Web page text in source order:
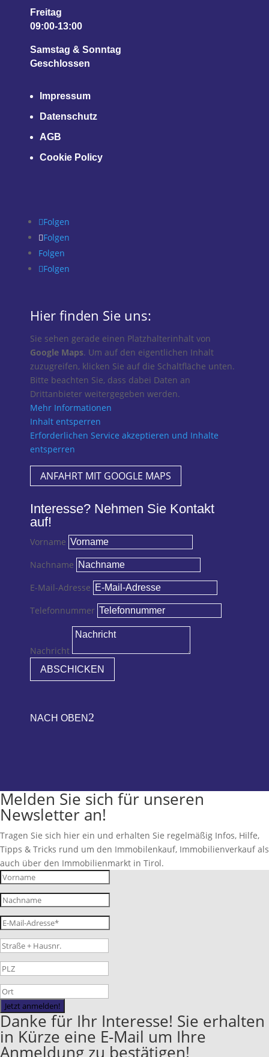
Freitag
09:00-13:00
Samstag & Sonntag
Geschlossen
Impressum
Datenschutz
AGB
Cookie Policy
Folgen
Folgen
Folgen
Folgen
Hier finden Sie uns:
Sie sehen gerade einen Platzhalterinhalt von
Google Maps. Um auf den eigentlichen Inhalt
zuzugreifen, klicken Sie auf die Schaltfläche unten.
Bitte beachten Sie, dass dabei Daten an
Drittanbieter weitergegeben werden.
Mehr Informationen
Inhalt entsperren
Erforderlichen Service akzeptieren und Inhalte
entsperren
ANFAHRT MIT GOOGLE MAPS
Interesse? Nehmen Sie Kontakt
auf!
Vorname
Nachname
E-Mail-Adresse
Telefonnummer
Nachricht
ABSCHICKEN
NACH OBEN 2
Melden Sie sich für unseren
Newsletter an!
Tragen Sie sich hier ein und erhalten Sie regelmäßig Infos, Hilfe,
Tipps & Tricks rund um den Immobilenkauf, Immobilienverkauf als
auch über den Immobilienmarkt in Tirol.
Jetzt anmelden!
Danke für Ihr Interesse! Sie erhalten
in Kürze eine E-Mail um Ihre
Anmeldung zu bestätigen!